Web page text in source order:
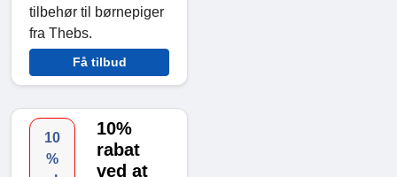
tilbehør til børnepiger
fra Thebs.
Få tilbud
10
%
10%
rabat
ved at